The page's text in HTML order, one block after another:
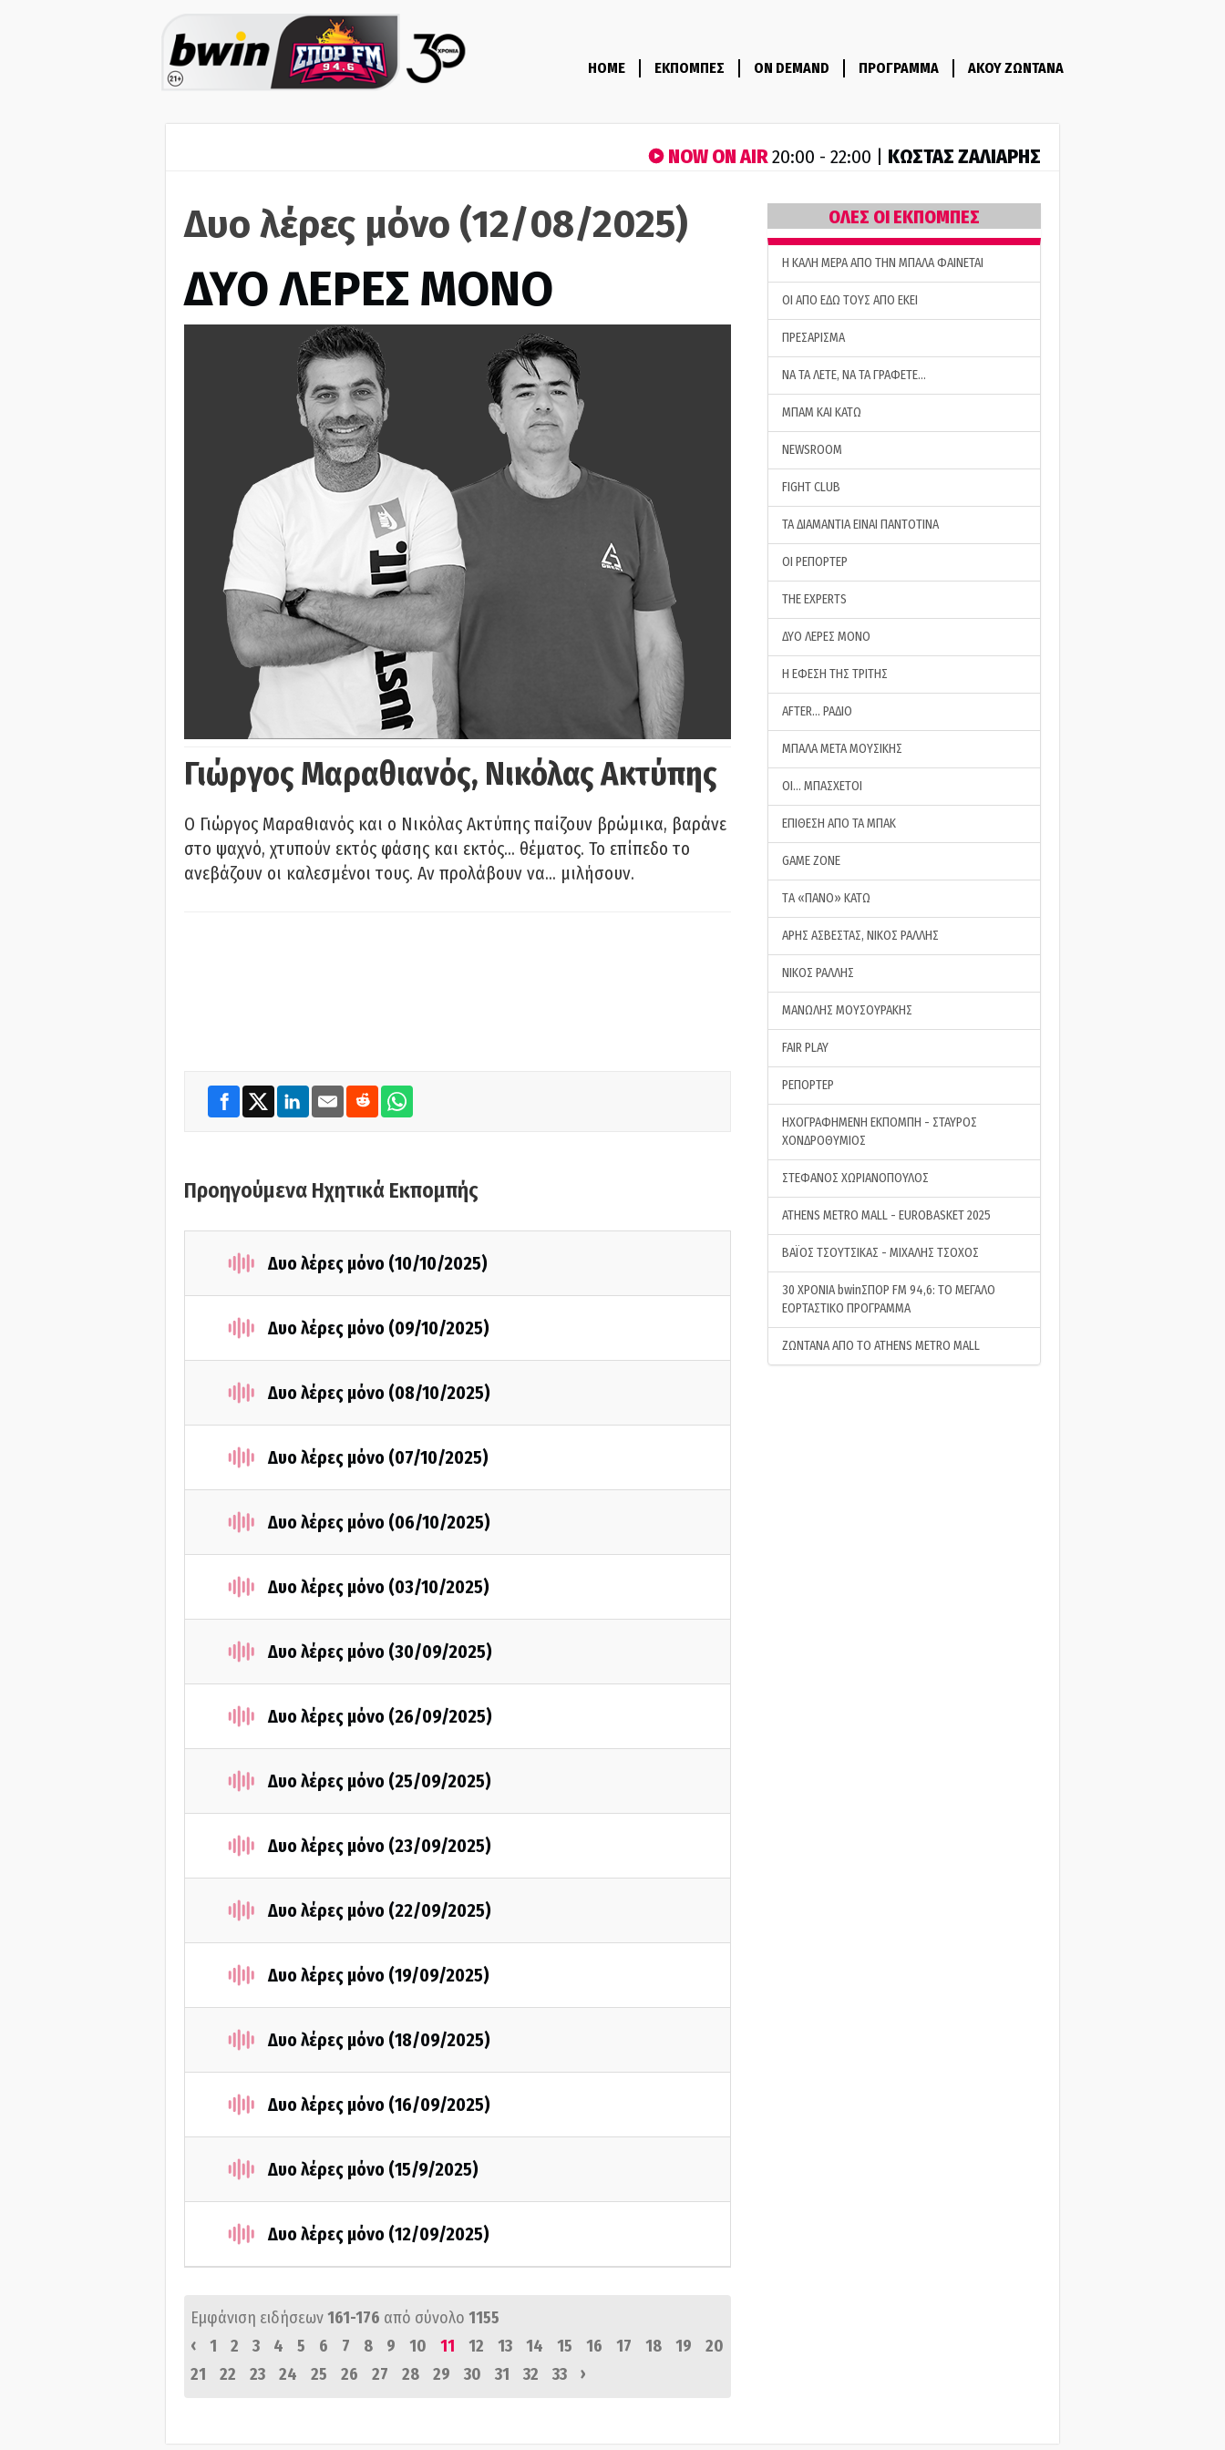
HOME ΕΚΠΟΜΠΕΣ ON DEMAND ΠΡΟΓΡΑΜΜΑ ΑΚΟΥ ΖΩΝΤΑΝΑ
NOW ON AIR20:00 - 22:00 | ΚΩΣΤΑΣ ΖΑΛΙΑΡΗΣ
Δυο λέρες μόνο (12/08/2025)
ΔΥΟ ΛΕΡΕΣ ΜΟΝΟ
Γιώργος Μαραθιανός, Νικόλας Ακτύπης
Ο Γιώργος Μαραθιανός και ο Νικόλας Ακτύπης παίζουν βρώμικα, βαράνε
στο ψαχνό, χτυπούν εκτός φάσης και εκτός… θέματος. Το επίπεδο το
ανεβάζουν οι καλεσμένοι τους. Αν προλάβουν να… μιλήσουν.
Προηγούμενα Ηχητικά Εκπομπής
Δυο λέρες μόνο (10/10/2025)
Δυο λέρες μόνο (09/10/2025)
Δυο λέρες μόνο (08/10/2025)
Δυο λέρες μόνο (07/10/2025)
Δυο λέρες μόνο (06/10/2025)
Δυο λέρες μόνο (03/10/2025)
Δυο λέρες μόνο (30/09/2025)
Δυο λέρες μόνο (26/09/2025)
Δυο λέρες μόνο (25/09/2025)
Δυο λέρες μόνο (23/09/2025)
Δυο λέρες μόνο (22/09/2025)
Δυο λέρες μόνο (19/09/2025)
Δυο λέρες μόνο (18/09/2025)
Δυο λέρες μόνο (16/09/2025)
Δυο λέρες μόνο (15/9/2025)
Δυο λέρες μόνο (12/09/2025)
Εμφάνιση ειδήσεων161-176 από σύνολο 1155
‹
1 2 3 4 5 6 7 8 9 10 11 12 13 14 15 16 17 18 19
20
21
22 23 24 25 26 27 28 29 30 31 32 33 ›
ΟΛΕΣ ΟΙ ΕΚΠΟΜΠΕΣ
H ΚΑΛΗ ΜΕΡΑ ΑΠΟ ΤΗΝ ΜΠΑΛΑ ΦΑΙΝΕΤΑΙ
ΟΙ ΑΠΟ ΕΔΩ ΤΟΥΣ ΑΠΟ ΕΚΕΙ
ΠΡΕΣΑΡΙΣΜΑ
ΝΑ ΤΑ ΛΕΤΕ, ΝΑ ΤΑ ΓΡΑΦΕΤΕ…
ΜΠΑΜ ΚΑΙ ΚΑΤΩ
NEWSROOM
FIGHT CLUB
ΤΑ ΔΙΑΜΑΝΤΙΑ ΕΙΝΑΙ ΠΑΝΤΟΤΙΝΑ
ΟΙ ΡΕΠΟΡΤΕΡ
THE EXPERTS
ΔΥΟ ΛΕΡΕΣ ΜΟΝΟ
Η ΕΦΕΣΗ ΤΗΣ ΤΡΙΤΗΣ
AFTER… ΡΑΔΙΟ
ΜΠΑΛΑ ΜΕΤΑ ΜΟΥΣΙΚΗΣ
ΟΙ… ΜΠΑΣΧΕΤΟΙ
ΕΠΙΘΕΣΗ ΑΠΟ ΤΑ ΜΠΑΚ
GAME ZONE
ΤA «ΠΑΝΟ» ΚΑΤΩ
ΑΡΗΣ ΑΣΒΕΣΤΑΣ, ΝΙΚΟΣ ΡΑΛΛΗΣ
ΝΙΚΟΣ ΡΑΛΛΗΣ
ΜΑΝΩΛΗΣ ΜΟΥΣΟΥΡΑΚΗΣ
FAIR PLAY
ΡΕΠΟΡΤΕΡ
ΗΧΟΓΡΑΦΗΜΕΝΗ ΕΚΠΟΜΠΗ - ΣΤΑΥΡΟΣ
ΧΟΝΔΡΟΘΥΜΙΟΣ
ΣΤΕΦΑΝΟΣ ΧΩΡΙΑΝΟΠΟΥΛΟΣ
ATHENS METRO MALL - EUROBASKET 2025
ΒΑΪΟΣ ΤΣΟΥΤΣΙΚΑΣ - ΜΙΧΑΛΗΣ ΤΣΟΧΟΣ
30 ΧΡΟΝΙΑ bwinΣΠΟΡ FM 94,6: ΤΟ ΜΕΓΑΛΟ
ΕΟΡΤΑΣΤΙΚΟ ΠΡΟΓΡΑΜΜΑ
ΖΩΝΤΑΝΑ ΑΠΟ ΤΟ ATHENS METRO MALL